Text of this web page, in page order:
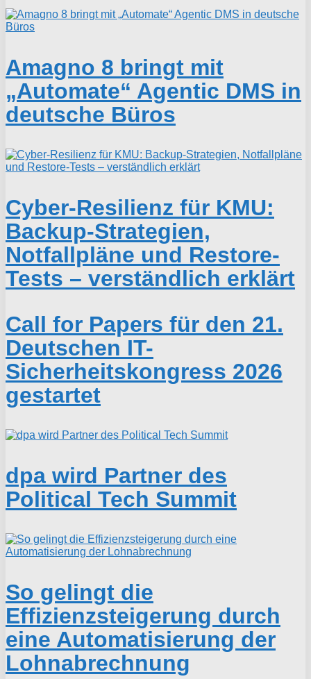
Amagno 8 bringt mit
„Automate“ Agentic DMS in
deutsche Büros
Cyber-Resilienz für KMU:
Backup-Strategien,
Notfallpläne und Restore-
Tests – verständlich erklärt
Call for Papers für den 21.
Deutschen IT-
Sicherheitskongress 2026
gestartet
dpa wird Partner des
Political Tech Summit
So gelingt die
Effizienzsteigerung durch
eine Automatisierung der
Lohnabrechnung